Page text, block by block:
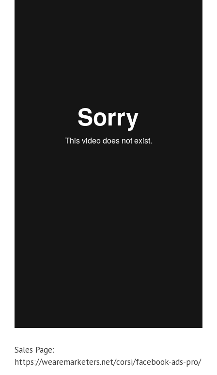
Sales Page:
https://wearemarketers.net/corsi/facebook-ads-pro/